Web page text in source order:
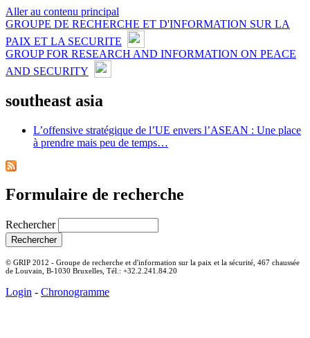
Aller au contenu principal
GROUPE DE RECHERCHE ET D'INFORMATION SUR LA
PAIX ET LA SECURITE
GROUP FOR RESEARCH AND INFORMATION ON PEACE
AND SECURITY
southeast asia
L’offensive stratégique de l’UE envers l’ASEAN : Une place
à prendre mais peu de temps…
Formulaire de recherche
Rechercher
© GRIP 2012 - Groupe de recherche et d'information sur la paix et la sécurité, 467 chaussée
de Louvain, B-1030 Bruxelles, Tél.: +32.2.241.84.20
Login - Chronogramme